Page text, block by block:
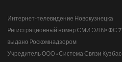
Интернет-телевидение Новокузнецка
Регистрационный номер СМИ ЭЛ № ФС
выдано Роскомнадзором
Учредитель ООО «Система Связи